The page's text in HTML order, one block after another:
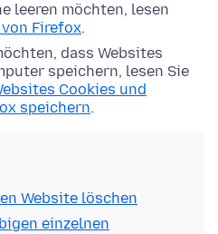
leeren möchten, lesen
von Firefox.
dass Websites
speichern, lesen Sie
Cookies und
speichern.
Website löschen
einzelnen